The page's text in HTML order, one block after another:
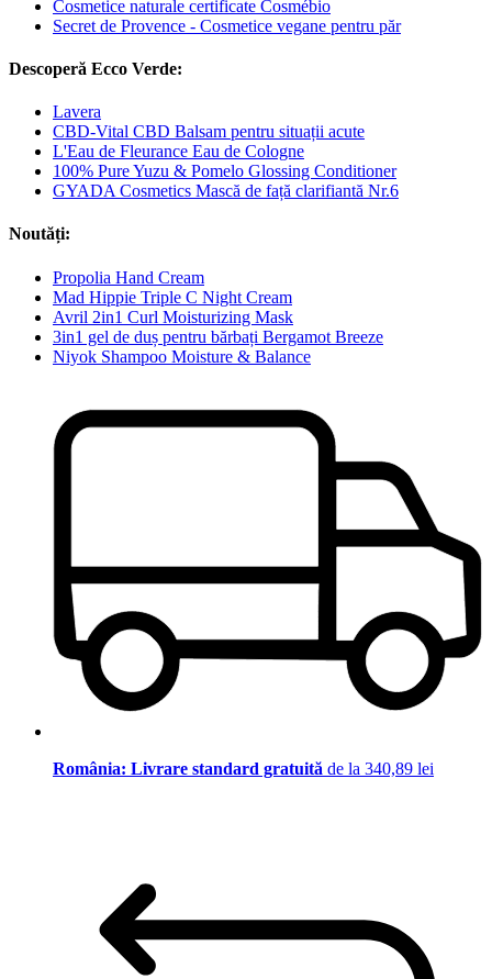
Cosmetice naturale certificate Cosmébio
Secret de Provence - Cosmetice vegane pentru păr
Descoperă Ecco Verde:
Lavera
CBD-Vital CBD Balsam pentru situații acute
L'Eau de Fleurance Eau de Cologne
100% Pure Yuzu & Pomelo Glossing Conditioner
GYADA Cosmetics Mască de față clarifiantă Nr.6
Noutăți:
Propolia Hand Cream
Mad Hippie Triple C Night Cream
Avril 2in1 Curl Moisturizing Mask
3in1 gel de duș pentru bărbați Bergamot Breeze
Niyok Shampoo Moisture & Balance
România: Livrare standard gratuită de la 340,89 lei